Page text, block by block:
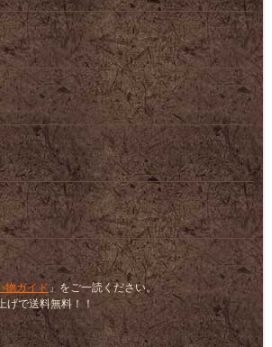
物ガイド 」をご一読ください。
げで送料無料！！